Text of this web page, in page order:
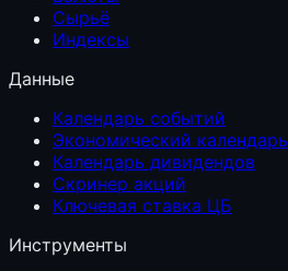
Сырьё
Индексы
Данные
Календарь событий
Экономический календарь
Календарь дивидендов
Скринер акций
Ключевая ставка ЦБ
Инструменты